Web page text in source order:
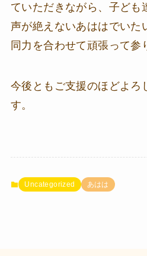
ていただきながら、子ども
声が絶えないあははでいた
同力を合わせて頑張って参
今後ともご支援のほどよろ
す。
Uncategorized あはは